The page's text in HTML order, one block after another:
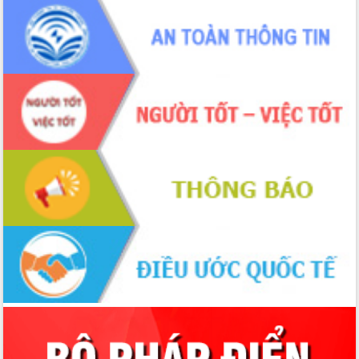
món ăn từ sầu riêng
Đắk Lắk công bố Quy hoạch và xúc
tiến đầu tư tỉnh
Ngành cá ngừ Đắk Lắk chủ động thích
ứng để giữ vững thị trường xuất khẩu
Diễn đàn Kinh tế tư nhân Việt Nam đột
phá cơ chế - Hợp tác công tư
Đề án 06 tạo bước ngoặt đột phá trong
cải cách hành chính tỉnh Đắk Lắk
Kết nối tour, đẩy mạnh chuyển đổi số
để phát triển du lịch Đắk Lắk
Khởi động Dự án Đầu tư xây dựng hạ
tầng kỹ thuật Cụm công nghiệp Tân
Tiến
Gặp mặt các cơ quan báo chí nhân Kỷ
niệm 101 năm Ngày Báo chí Cách
mạng Việt Nam
Đắk Lắk sơ kết 4 năm triển khai thực
Họp báo thông tin về Hội nghị Công bố